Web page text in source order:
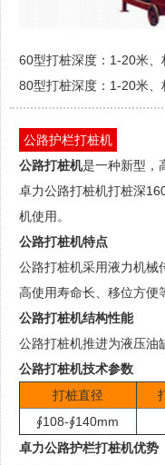
60型打桩深度：1-20米
80型打桩深度：1-20米
公路护栏打桩机
公路打桩机是一种新型，
卓力公路打桩机打桩深
机使用。
公路打桩机特点
公路打桩机采用液力机械
高使用寿命长、移位方便
公路打桩机结构性能
公路打桩机推进为液压油
公路打桩机技术参数
打桩直径
∮108-∮140mm
卓力公路护栏打桩机优势